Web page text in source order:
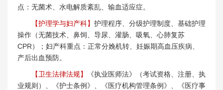
点：无菌术、水电解质紊乱、输血适应症。
【护理学与妇产科】 护理程序、分级护理制度、基础护理
操作（无菌技术、鼻饲、导尿、灌肠、吸氧、心肺复苏
CPR）；妇产科重点：正常分娩机转、妊娠期高血压疾病、
产后出血预防。
【卫生法律法规】
《执业医师法》（考试资格、注册、执
业规则）、《护士条例》、《医疗机构管理条例》、《医疗事